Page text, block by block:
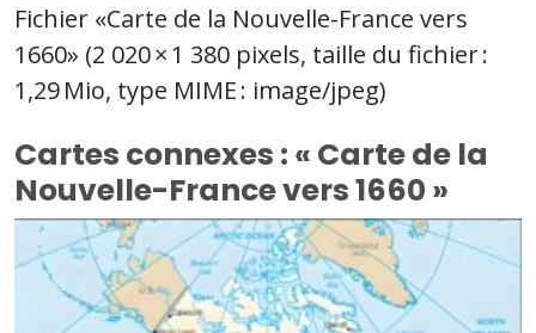
Fichier «Carte de la Nouvelle-France vers
1660» ‎ (2 020 × 1 380 pixels, taille du fichier :
1,29 Mio, type MIME : image/jpeg)
Cartes connexes : « Carte de la
Nouvelle-France vers 1660 »